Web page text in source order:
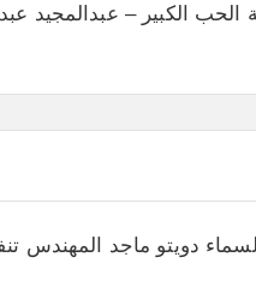
الكبير – عبدالمجيد
دويتو ماجد المهندس